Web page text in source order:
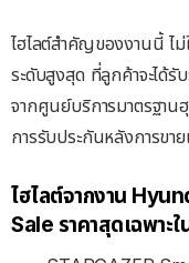
ไฮไลต์สำคัญของงานนี้ ไม่
ระดับสูงสุด ที่ลูกค้าจะได้
จากศูนย์บริการมาตรฐา
การรับประกันหลังการขา
ไฮไลต์จากงาน
Sale ราคาสุดเฉพาะใ